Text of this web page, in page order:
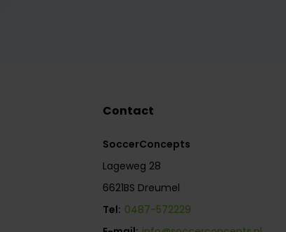
Contact
SoccerConcepts
Lageweg 28
6621BS Dreumel
Tel: 0487-572229